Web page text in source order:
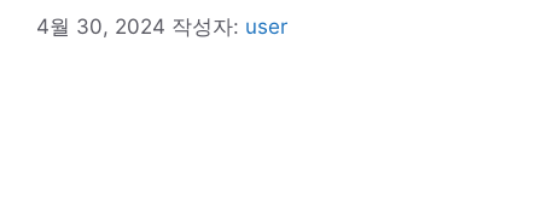
4월 30, 2024 작성자: user